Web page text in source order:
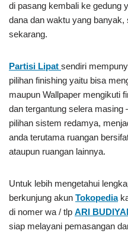
di pasang kembali ke gedung
dana dan waktu yang banyak,
sekarang.
Partisi Lipat sendiri
pilihan finishing yaitu bisa
maupun Wallpaper mengikuti
dan tergantung selera masing
pilihan sistem redamya,
anda terutama ruangan
ataupun ruangan lainnya.
Untuk lebih mengetahui
berkunjung akun Tokopedia
di nomer wa / tlp ARI
siap melayani pemasangan